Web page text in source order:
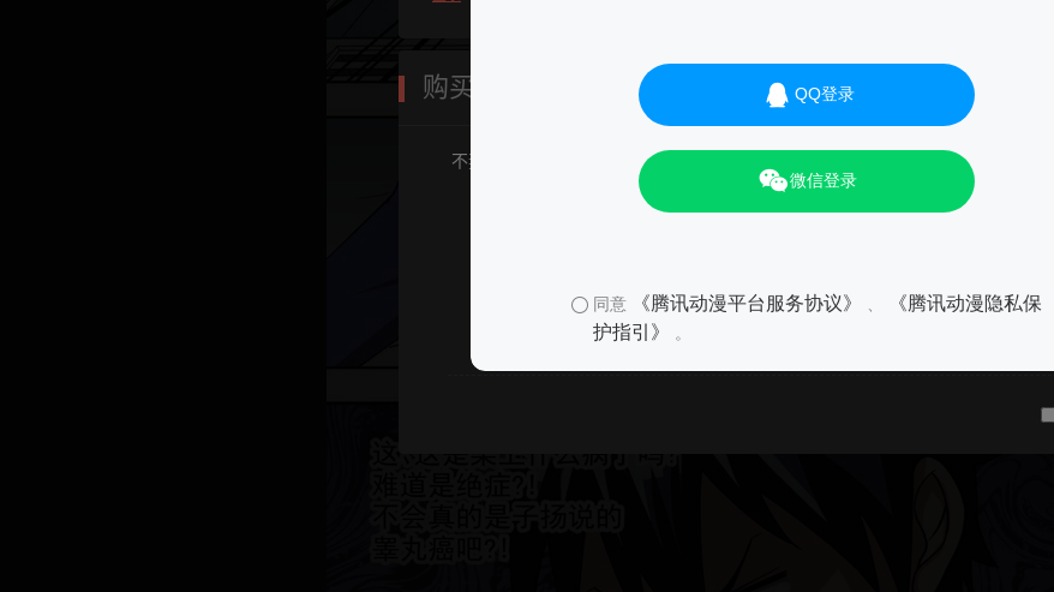
QQ登录
微信登录
同意 《腾讯动漫平台服务协议》
《腾讯动漫隐私保
护指引》
。
01